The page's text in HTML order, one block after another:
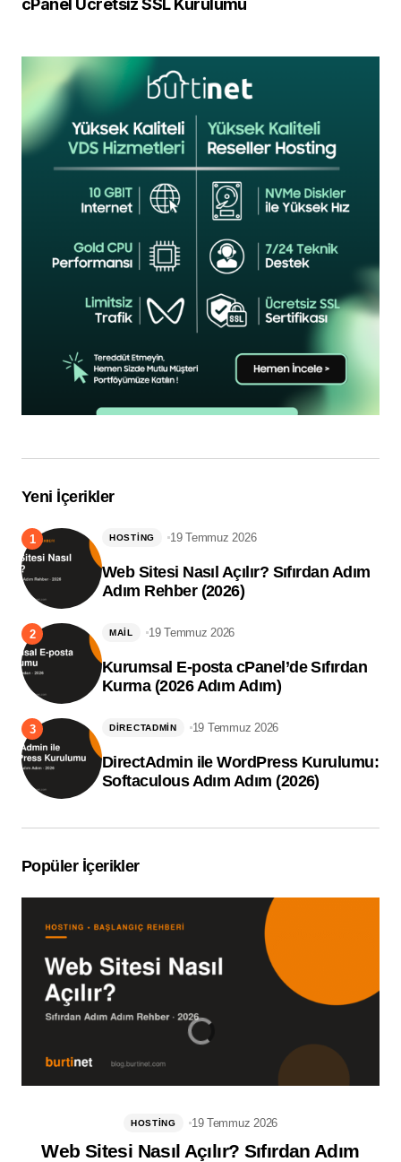
cPanel Ücretsiz SSL Kurulumu
Yeni İçerikler
Web Sitesi Nasıl Açılır? Sıfırdan Adım
Adım Rehber (2026)
HOSTING 19 Temmuz 2026
Kurumsal E-posta cPanel’de Sıfırdan
Kurma (2026 Adım Adım)
MAIL 19 Temmuz 2026
DirectAdmin ile WordPress Kurulumu:
Softaculous Adım Adım (2026)
DIRECTADMIN 19 Temmuz 2026
Popüler İçerikler
Web Sitesi Nasıl Açılır? Sıfırdan Adım
HOSTING 19 Temmuz 2026